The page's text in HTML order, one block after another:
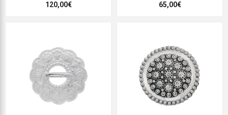
120,00€ 65,00€